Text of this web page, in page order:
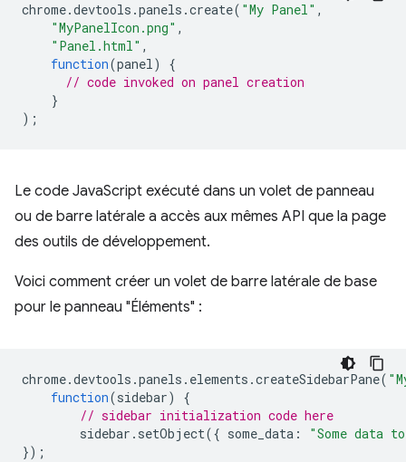
chrome.devtools .panels .create( "My Panel" ,
"MyPanelIcon.png" ,
"Panel.html" ,
function(panel)
{
// code invoked on panel creation
}
);
Le code JavaScript exécuté dans un volet de panneau
ou de barre latérale a accès aux mêmes API que la page
des outils de développement.
Voici comment créer un volet de barre latérale de base
pour le panneau "Éléments" :
chrome.devtools .panels . elements .createSidebarPane(
function(sidebar)
{
// sidebar initialization code here
sidebar . setObject({ some_data :
"Some data
});